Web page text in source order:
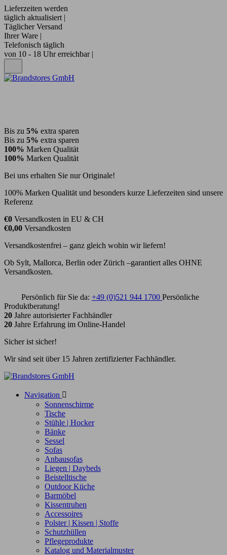
Lieferzeiten werden
täglich aktualisiert |
Täglicher Versand
Ihrer Ware |
Telefonisch täglich
von 10 - 18 Uhr erreichbar |
Bis zu 5% extra sparen
Bis zu 5% extra sparen
100% Marken Qualität
100% Marken Qualität
Bei uns erhalten Sie nur Originale!
100% Marken Qualität und besonders kurze Lieferzeiten sind unsere
Referenz
€0 Versandkosten in EU & CH
€0,00 Versandkosten
Versandkostenfrei – ganz gleich wohin wir liefern!
Ob Sylt, Mallorca, Berlin oder Zürich –garantiert alles OHNE
Versandkosten.
Persönlich für Sie da: +49 (0)521 944 1700 Persönliche
Produktberatung!
20 Jahre autorisierter Fachhändler
20 Jahre Erfahrung im Online-Handel
Sicher ist sicher!
Wir sind seit über 15 Jahren zertifizierter Fachhändler.
Navigation 
Sonnenschirme
Tische
Stühle | Hocker
Bänke
Sessel
Sofas
Anbausofas
Liegen | Daybeds
Beistelltische
Outdoor Küche
Barmöbel
Kissentruhen
Accessoires
Polster | Kissen | Stoffe
Schutzhüllen
Pflegeprodukte
Katalog und Materialmuster